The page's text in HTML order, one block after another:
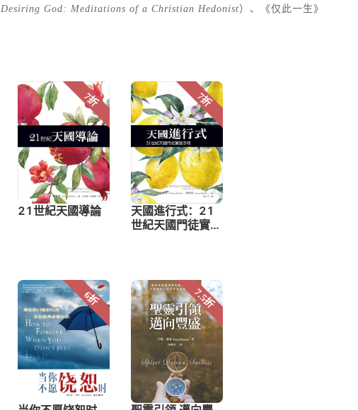
Desiring God: Meditations of a Christian Hedonist）、《仅此一生》